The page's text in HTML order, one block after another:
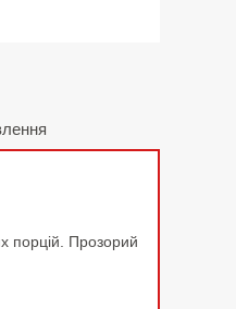
порцій. Прозорий